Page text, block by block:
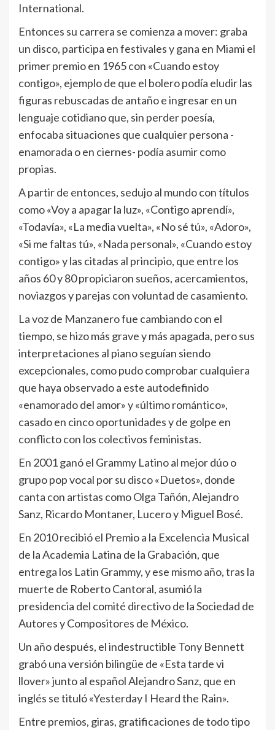
International.
Entonces su carrera se comienza a mover: graba
un disco, participa en festivales y gana en Miami el
primer premio en 1965 con «Cuando estoy
contigo», ejemplo de que el bolero podía eludir las
figuras rebuscadas de antaño e ingresar en un
lenguaje cotidiano que, sin perder poesía,
enfocaba situaciones que cualquier persona -
enamorada o en ciernes- podía asumir como
propias.
A partir de entonces, sedujo al mundo con títulos
como «Voy a apagar la luz», «Contigo aprendí»,
«Todavía», «La media vuelta», «No sé tú», «Adoro»,
«Si me faltas tú», «Nada personal», «Cuando estoy
contigo» y las citadas al principio, que entre los
años 60 y 80 propiciaron sueños, acercamientos,
noviazgos y parejas con voluntad de casamiento.
La voz de Manzanero fue cambiando con el
tiempo, se hizo más grave y más apagada, pero sus
interpretaciones al piano seguían siendo
excepcionales, como pudo comprobar cualquiera
que haya observado a este autodefinido
«enamorado del amor» y «último romántico»,
casado en cinco oportunidades y de golpe en
conflicto con los colectivos feministas.
En 2001 ganó el Grammy Latino al mejor dúo o
grupo pop vocal por su disco «Duetos», donde
canta con artistas como Olga Tañón, Alejandro
Sanz, Ricardo Montaner, Lucero y Miguel Bosé.
En 2010 recibió el Premio a la Excelencia Musical
de la Academia Latina de la Grabación, que
entrega los Latin Grammy, y ese mismo año, tras la
muerte de Roberto Cantoral, asumió la
presidencia del comité directivo de la Sociedad de
Autores y Compositores de México.
Un año después, el indestructible Tony Bennett
grabó una versión bilingüe de «Esta tarde vi
llover» junto al español Alejandro Sanz, que en
inglés se tituló «Yesterday I Heard the Rain».
Entre premios, giras, gratificaciones de todo tipo